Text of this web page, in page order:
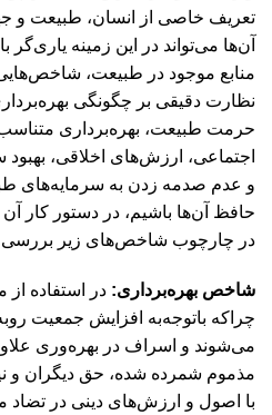
تعریف خاصی از انسان، طبیعت و
آن‌ها می‌تواند در این زمینه یاری‌گر
منابع موجود در طبیعت،
نظارت دقیقی بر چگونگی
حرمت طبیعت، بهره‌برداری
اجتماعی، ارزش‌های اخلاقی،
و عدم صدمه زدن به سرمایه‌های
حافظ آن‌ها باشیم، در دستور کار آن
در چارچوب شاخص‌های زیر
شاخص بهره‌برداری: در استفاده از
چراکه باتوجه‌به افزایش جمعیت
می‌شوند و اسراف در بهره‌وری
مذموم شمرده شده، حق دیگران و
با اصول و ارزش‌های دینی در تضاد